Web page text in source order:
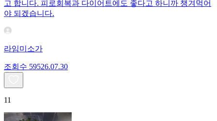
고 합니다. 피로회복과 다이어트에도 좋다고 하니까 챙겨먹어
야 되겠습니다.
라임미소가
조회수 59526.07.30
11